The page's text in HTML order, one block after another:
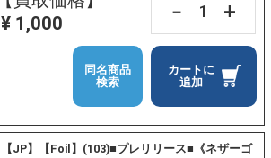
¥ 1,000
－ +
カートに
追加
同名商品
検索
【JP】【Foil】(103)■プレリリース■《ネザーゴ